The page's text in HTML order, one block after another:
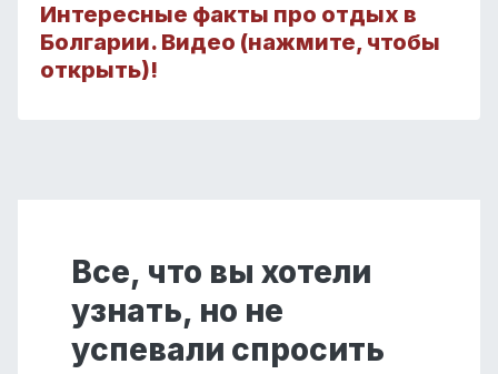
Интересные факты про отдых в
Болгарии. Видео (нажмите, чтобы
открыть)!
Все, что вы хотели
узнать, но не
успевали спросить